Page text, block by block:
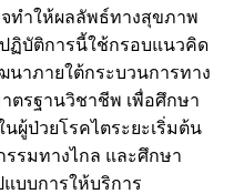
ทำให้ผลลัพธ์ทางสุขภาพ
ฏิบัติการนี้ใช้กรอบแนวคิด
นาภายใต้กระบวนการทาง
ตรฐานวิชาชีพ เพื่อศึกษา
ผู้ป่วยโรคไตระยะเริ่มต้น
รมทางไกล และศึกษา
บบการให้บริการ